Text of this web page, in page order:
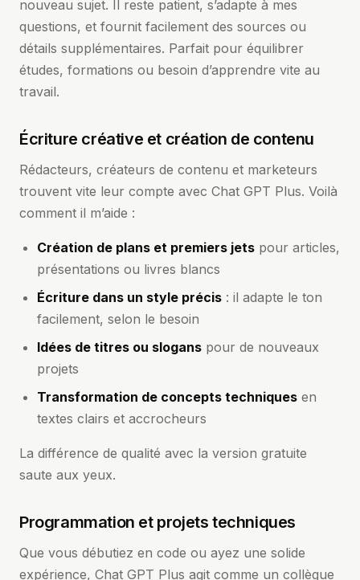
nouveau sujet. Il reste patient, s’adapte à mes
questions, et fournit facilement des sources ou
détails supplémentaires. Parfait pour équilibrer
études, formations ou besoin d’apprendre vite au
travail.
Écriture créative et création de contenu
Rédacteurs, créateurs de contenu et marketeurs
trouvent vite leur compte avec Chat GPT Plus. Voilà
comment il m’aide :
Création de plans et premiers jets pour articles,
présentations ou livres blancs
Écriture dans un style précis : il adapte le ton
facilement, selon le besoin
Idées de titres ou slogans pour de nouveaux
projets
Transformation de concepts techniques en
textes clairs et accrocheurs
La différence de qualité avec la version gratuite
saute aux yeux.
Programmation et projets techniques
Que vous débutiez en code ou ayez une solide
expérience, Chat GPT Plus agit comme un collègue